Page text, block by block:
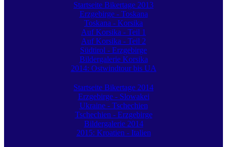
Startseite Bikertage 2013
Erzgebirge - Toskana
Toskana - Korsika
Auf Korsika - Teil 1
Auf Korsika - Teil 2
Südtirol - Erzgebirge
Bildergalerie Korsika
2014: Ostwindtour bis UA
Startseite Bikertage 2014
Erzgebirge - Slowakei
Ukraine - Tschechien
Tschechien - Erzgebirge
Bildergalerie 2014
2015: Kroatien - Italien